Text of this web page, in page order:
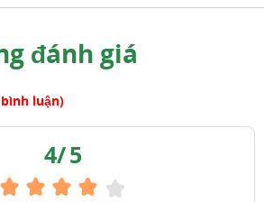
đánh giá
luận)
4/5